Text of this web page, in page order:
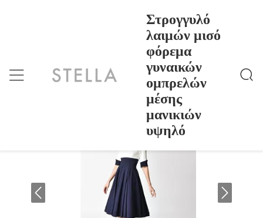
Στρογγυλό
λαιμών μισό
φόρεμα
γυναικών
ομπρελών
μέσης
μανικιών
υψηλό
Στρογγυλό Λαιμών Μισό Φόρεμα Γυναικών Ομπρελ
Στρογγυλό λαιμών μισό φόρεμα
γυναικών ομπρελών μέσης μανικιών